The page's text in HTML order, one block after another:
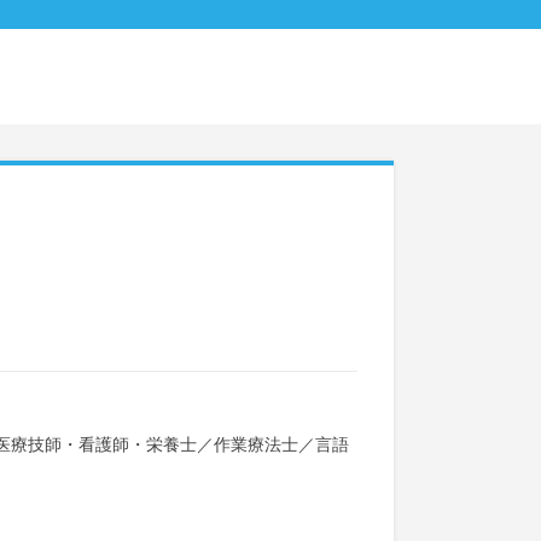
療技師・看護師・栄養士／作業療法士／言語